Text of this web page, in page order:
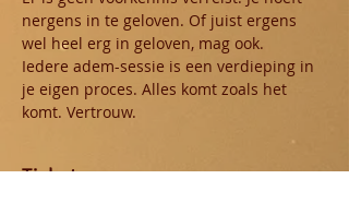
nergens in te geloven. Of juist ergens
wel heel erg in geloven, mag ook.
Iedere adem-sessie is een verdieping in
je eigen proces. Alles komt zoals het
komt. Vertrouw.
Tickets